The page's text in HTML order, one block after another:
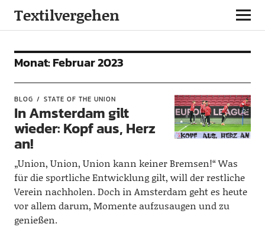
Textilvergehen
Monat:Februar 2023
BLOG STATE OF THE UNION
In Amsterdam gilt
wieder: Kopf aus, Herz
an!
„Union, Union, Union kann keiner Bremsen!“ Was
für die sportliche Entwicklung gilt, will der restliche
Verein nachholen. Doch in Amsterdam geht es heute
vor allem darum, Momente aufzusaugen und zu
genießen.